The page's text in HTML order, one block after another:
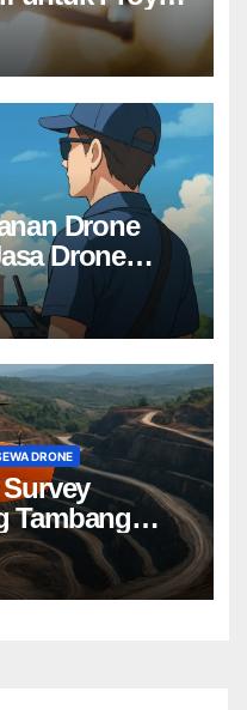
Drone
Drone
Anda
DRONE
Tambang
& Akurat